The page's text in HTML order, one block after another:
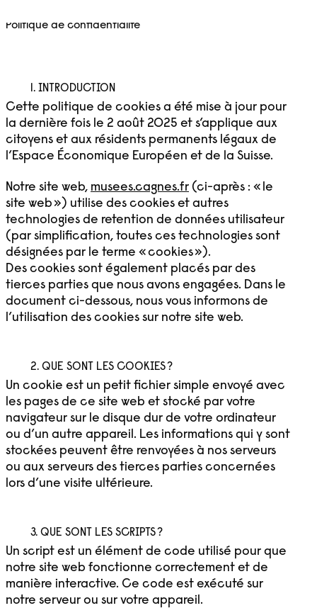
auPolitique de confidentialité
1. INTRODUCTION
Cette politique de cookies a été mise à jour pour
la dernière fois le 2 août 2025 et s’applique aux
citoyens et aux résidents permanents légaux de
l’Espace Économique Européen et de la Suisse.
Notre site web, musees.cagnes.fr (ci-après : « le
site web ») utilise des cookies et autres
technologies de retention de données utilisateur
(par simplification, toutes ces technologies sont
désignées par le terme « cookies »).
Des cookies sont également placés par des
tierces parties que nous avons engagées. Dans le
document ci-dessous, nous vous informons de
l’utilisation des cookies sur notre site web.
2. QUE SONT LES COOKIES ?
Un cookie est un petit fichier simple envoyé avec
les pages de ce site web et stocké par votre
navigateur sur le disque dur de votre ordinateur
ou d’un autre appareil. Les informations qui y sont
stockées peuvent être renvoyées à nos serveurs
ou aux serveurs des tierces parties concernées
lors d’une visite ultérieure.
3. QUE SONT LES SCRIPTS ?
Un script est un élément de code utilisé pour que
notre site web fonctionne correctement et de
manière interactive. Ce code est exécuté sur
notre serveur ou sur votre appareil.